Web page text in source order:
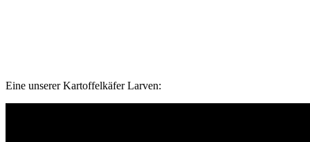
Eine unse­rer Kar­tof­fel­kä­fer Larven: